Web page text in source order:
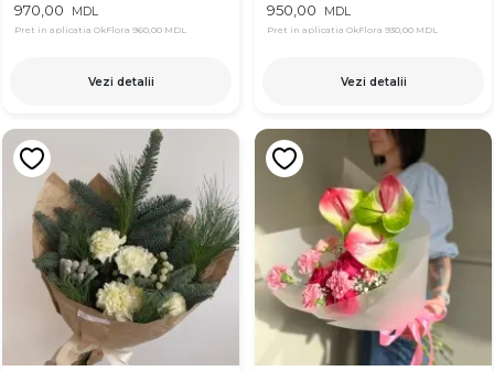
970,00 MDL
Pret in aplicatia OkFlora 960,00 MDL
Vezi detalii
950,00 MDL
Pret in aplicatia OkFlora 930,00 MDL
Vezi detalii